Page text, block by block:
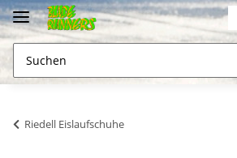
Riedell Eislaufschuhe